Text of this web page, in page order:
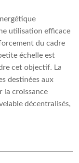
utilisation efficace
du cadre
échelle est
cet objectif. La
destinées aux
la croissance
décentralisés,